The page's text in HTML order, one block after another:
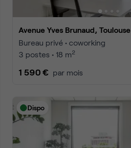
Avenue Yves Brunaud, Toulouse
Bureau privé • coworking
3 postes • 18 m2
1 590 € par mois
Dispo